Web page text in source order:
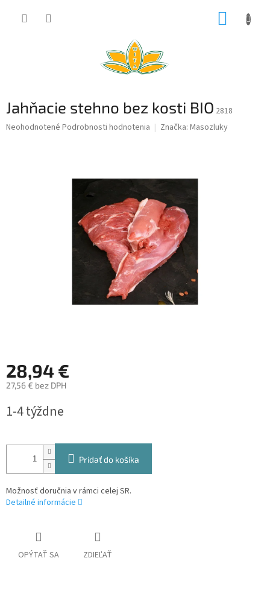
Jahňacie stehno bez kosti BIO 2818
Priemerné
Neohodnotené Podrobnosti hodnotenia Značka: Masozluky
28,94 €
27,56 € bez DPH
cena:
1-4 týždne
Pridať do košíka
Možnosť doručnia v rámci celej SR.
Detailné informácie
OPÝTAŤ SA ZDIEĽAŤ